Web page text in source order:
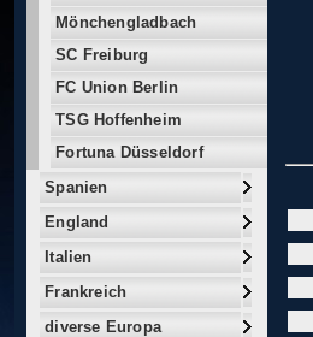
Mönchengladbach
SC Freiburg
FC Union Berlin
TSG Hoffenheim
Fortuna Düsseldorf
Spanien
England
Italien
Frankreich
diverse Europa